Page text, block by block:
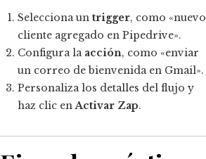
Selecciona un trigger, como «nuevo
cliente agregado en Pipedrive».
Configura la acción, como «enviar
un correo de bienvenida en Gmail».
Personaliza los detalles del flujo y
haz clic enActivar Zap.